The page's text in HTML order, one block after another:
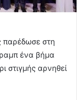
παρέδωσε στη
ένα βήμα
στιγμής αρνηθεί